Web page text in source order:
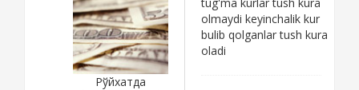
Рўйхатда
olmaydi keyinchalik kur
bulib qolganlar tush kura
oladi